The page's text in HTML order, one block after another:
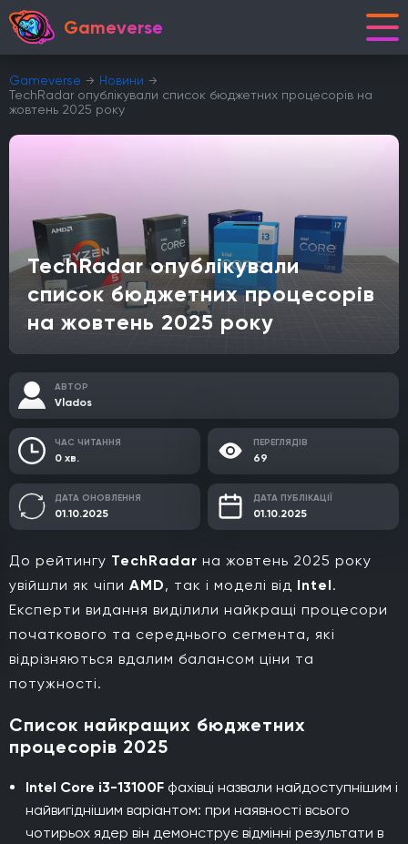
Gameverse
Gameverse
Новини
TechRadar опублікували список бюджетних процесорів на
жовтень 2025 року
TechRadar опублікували
список бюджетних процесорів
на жовтень 2025 року
АВТОР
Vlados
ЧАС ЧИТАННЯ
0 хв.
ПЕРЕГЛЯДІВ
69
ДАТА ОНОВЛЕННЯ
01.10.2025
ДАТА ПУБЛІКАЦІЇ
01.10.2025
До рейтингу TechRadar на жовтень 2025 року
увійшли як чіпи AMD, так і моделі від Intel.
Експерти видання виділили найкращі процесори
початкового та середнього сегмента, які
відрізняються вдалим балансом ціни та
потужності.
Список найкращих бюджетних
процесорів 2025
Intel Core i3-13100F фахівці назвали найдоступнішим і
найвигіднішим варіантом: при наявності всього
чотирьох ядер він демонструє відмінні результати в